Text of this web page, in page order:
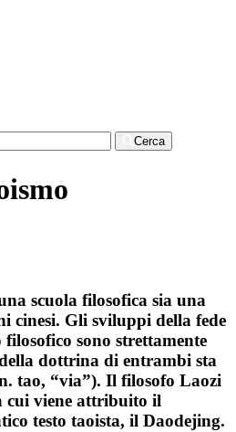
Cerca
scuola filosofica sia una
cinesi. Gli sviluppi della fede
filosofico sono strettamente
dottrina di entrambi sta
tao, “via”). Il filosofo Laozi
cui viene attribuito il
testo taoista, il Daodejing.